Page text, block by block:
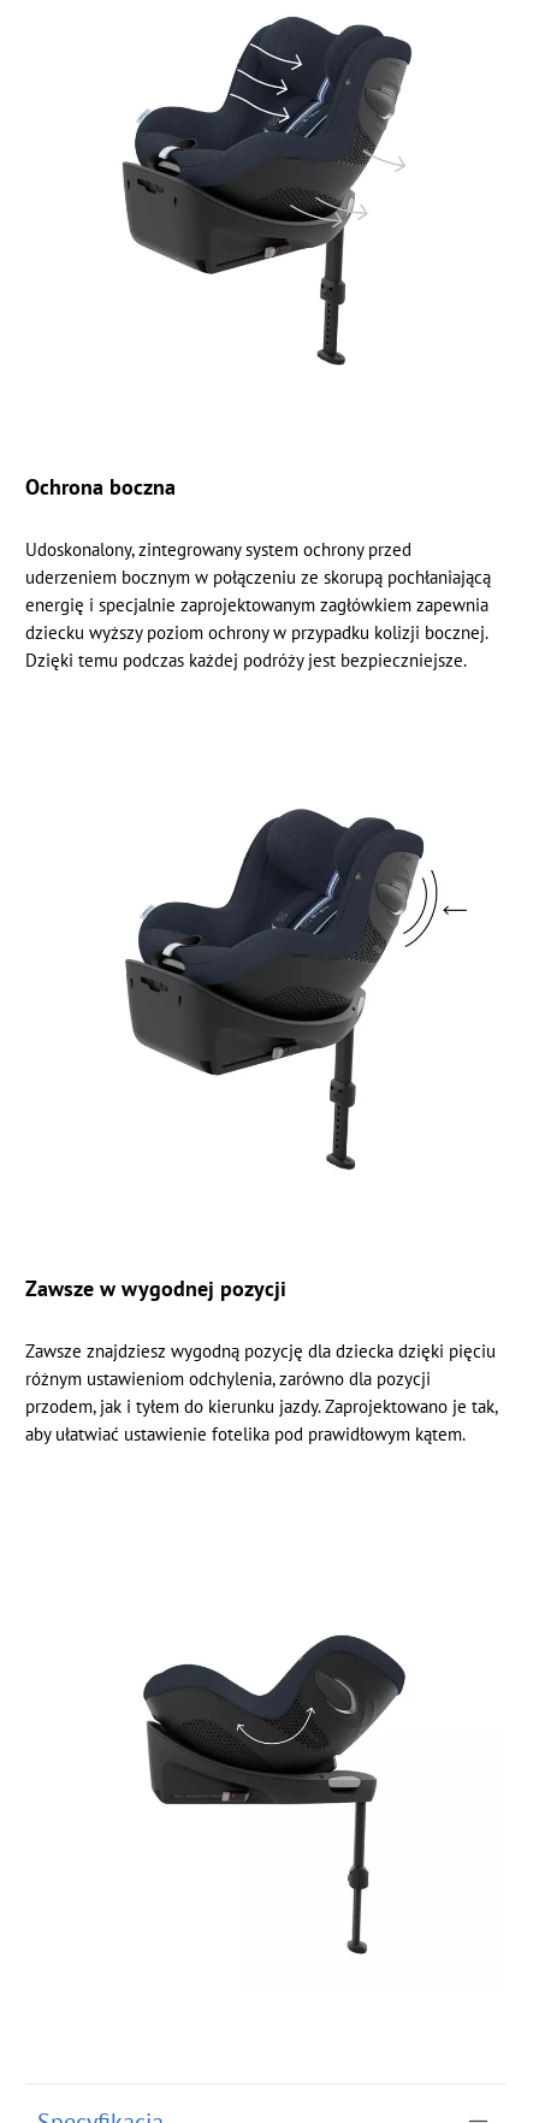
Ochrona boczna
Udoskonalony, zintegrowany system ochrony przed
uderzeniem bocznym w połączeniu ze skorupą pochłaniającą
energię i specjalnie zaprojektowanym zagłówkiem zapewnia
dziecku wyższy poziom ochrony w przypadku kolizji bocznej.
Dzięki temu podczas każdej podróży jest bezpieczniejsze.
Zawsze w wygodnej pozycji
Zawsze znajdziesz wygodną pozycję dla dziecka dzięki pięciu
różnym ustawieniom odchylenia, zarówno dla pozycji
przodem, jak i tyłem do kierunku jazdy. Zaprojektowano je tak,
aby ułatwiać ustawienie fotelika pod prawidłowym kątem.